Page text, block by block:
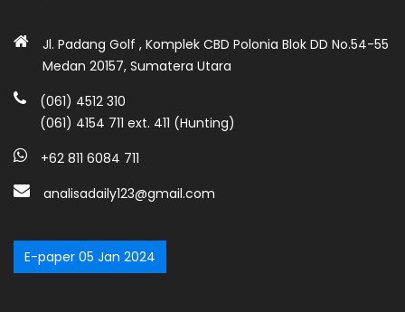
Jl. Padang Golf , Komplek CBD Polonia Blok DD No.54-55
Medan 20157, Sumatera Utara
(061) 4512 310
(061) 4154 711 ext. 411 (Hunting)
+62 811 6084 711
analisadaily123@gmail.com
E-paper 05 Jan 2024